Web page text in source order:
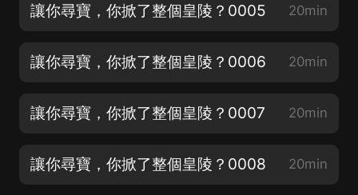
讓你尋寶，你掀了整個皇陵？0005 20min
讓你尋寶，你掀了整個皇陵？0006 20min
讓你尋寶，你掀了整個皇陵？0007 20min
讓你尋寶，你掀了整個皇陵？0008 20min